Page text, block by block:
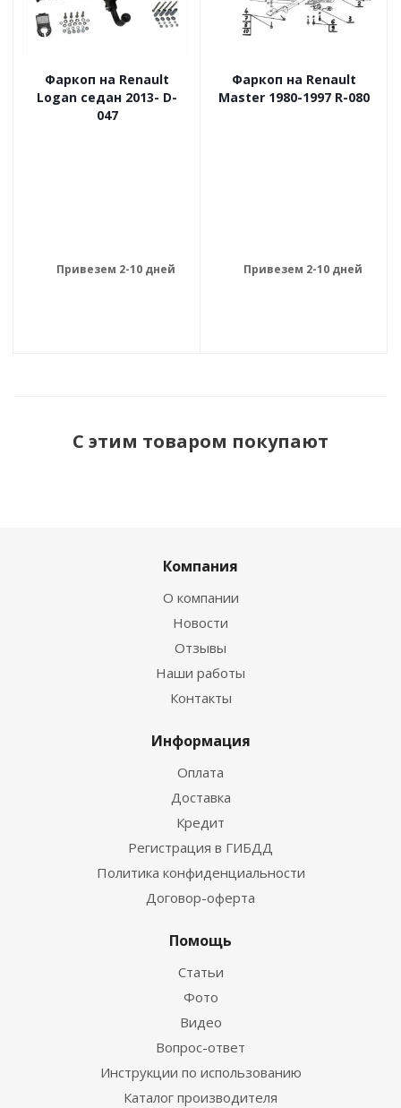
Фаркоп на Renault
Logan седан 2013- D-
047
Привезем 2-10 дней
Фаркоп на Renault
Master 1980-1997 R-080
Привезем 2-10 дней
С этим товаром покупают
Компания
О компании
Новости
Отзывы
Наши работы
Контакты
Информация
Оплата
Доставка
Кредит
Регистрация в ГИБДД
Политика конфиденциальности
Договор-оферта
Помощь
Статьи
Фото
Видео
Вопрос-ответ
Инструкции по использованию
Каталог производителя